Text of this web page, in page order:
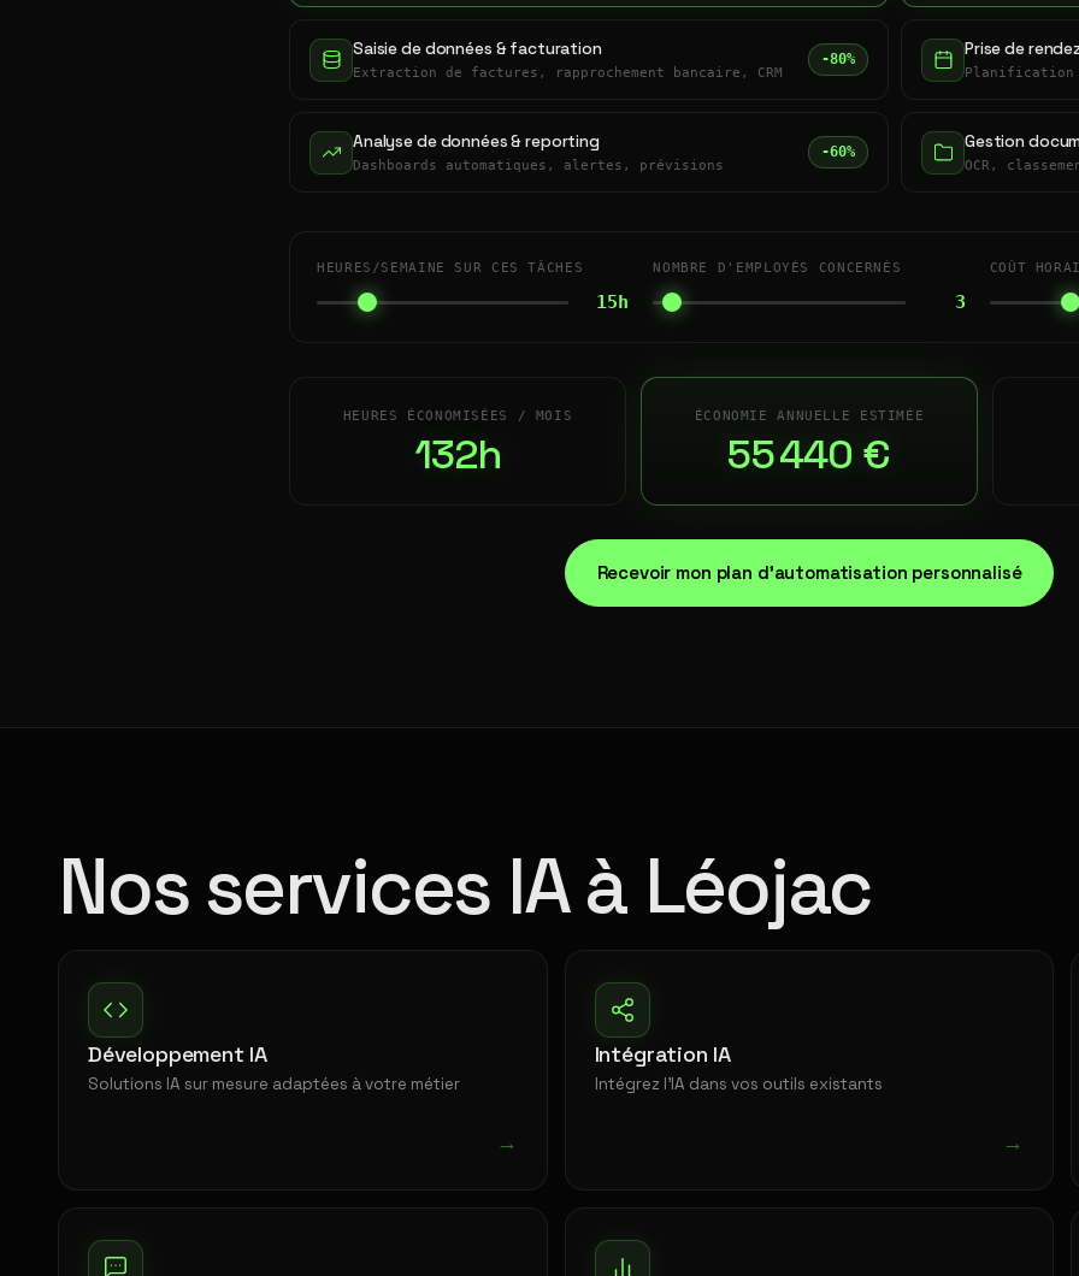
Saisie de données & facturation
Extraction de factures, rapprochement bancaire, CRM
-80% Prise de
Planification
Analyse de données & reporting
Dashboards automatiques, alertes, prévisions
-60% Gestion
OCR,
HEURES/SEMAINE SUR CES TÂCHES
15h
NOMBRE D'EMPLOYÉS CONCERNÉS
3
COÛT
HEURES ÉCONOMISÉES / MOIS
132h
ÉCONOMIE ANNUELLE ESTIMÉE
55 440 €
Recevoir mon plan d'automatisation personnalisé
Nos services IA à Léojac
Développement IA
Solutions IA sur mesure adaptées à votre métier
→
Intégration IA
Intégrez l'IA dans vos outils existants
→